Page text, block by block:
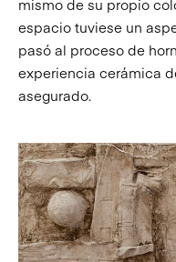
espacio tuviese un
pasó al proceso de
experiencia cerámica
asegurado.